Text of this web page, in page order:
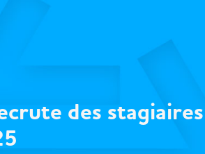
des stagiaires